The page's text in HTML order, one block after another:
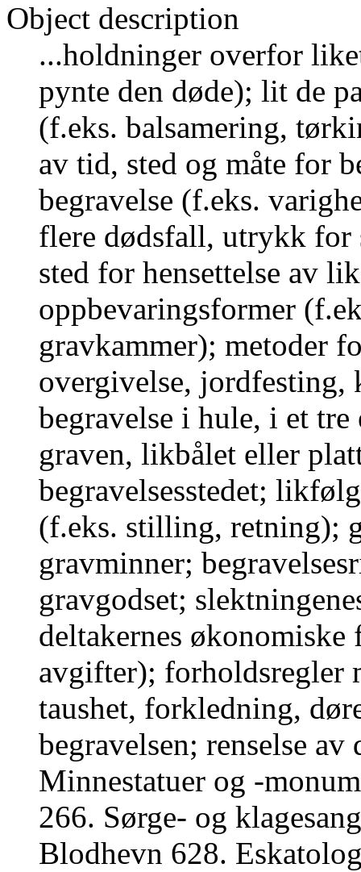
Object description
...holdninger overfor
pynte den døde); lit de
(f.eks. balsamering,
av tid, sted og måte for
begravelse (f.eks.
flere dødsfall, utrykk
sted for hensettelse av
oppbevaringsformer
gravkammer); metoder
overgivelse, jordfesting,
begravelse i hule, i et
graven, likbålet eller
begravelsesstedet;
(f.eks. stilling, retning);
gravminner;
gravgodset;
deltakernes
avgifter); forholdsregler
taushet, forkledning,
begravelsen; renselse av
Minnestatuer og -
266. Sørge- og
Blodhevn 628.